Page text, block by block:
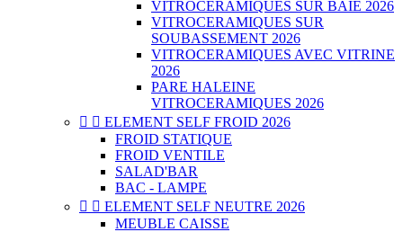
VITROCERAMIQUES SUR BAIE 2026
VITROCERAMIQUES SUR
SOUBASSEMENT 2026
VITROCERAMIQUES AVEC VITRINE
2026
PARE HALEINE
VITROCERAMIQUES 2026
  ELEMENT SELF FROID 2026
FROID STATIQUE
FROID VENTILE
SALAD'BAR
BAC - LAMPE
  ELEMENT SELF NEUTRE 2026
MEUBLE CAISSE